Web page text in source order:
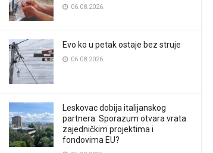
06.08.2026.
Evo ko u petak ostaje bez struje
06.08.2026.
Leskovac dobija italijanskog
partnera: Sporazum otvara vrata
zajedničkim projektima i
fondovima EU?